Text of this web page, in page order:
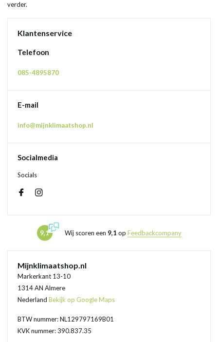
verder.
Klantenservice
Telefoon
085-4895870
E-mail
info@mijnklimaatshop.nl
Socialmedia
Socials
9,1 Wij scoren een 9,1 op Feedbackcompany
Mijnklimaatshop.nl
Markerkant 13-10
1314 AN Almere
Nederland Bekijk op Google Maps
BTW nummer: NL129797169B01
KVK nummer: 390.837.35